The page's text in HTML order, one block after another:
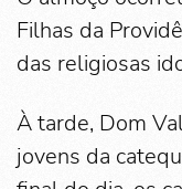
Filhas da
das religiosas
À tarde, Dom
jovens da